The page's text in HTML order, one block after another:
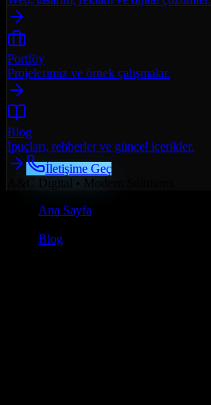
Portföy
Projelerimiz ve örnek çalışmalar.
Blog
İpuçları, rehberler ve güncel içerikler.
İletişime Geç
A&C Digital • Modern Solutions
Ana Sayfa
Blog